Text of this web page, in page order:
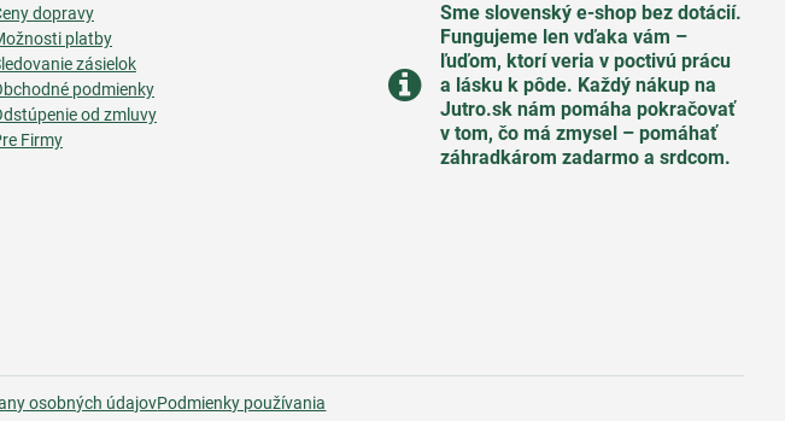
dopravy
platby
zásielok
podmienky
od zmluvy
Firmy
Sme slovenský e-shop bez dotácií​.
Fungujeme len vďaka vám –
ľuďom, ktorí veria v poctivú prácu
a lásku k pôde​. Každý nákup na
Jutro​.sk nám pomáha pokračovať
v tom, čo má zmysel – pomáhať
záhradkárom zadarmo a srdcom​.
osobných údajovPodmienky používania